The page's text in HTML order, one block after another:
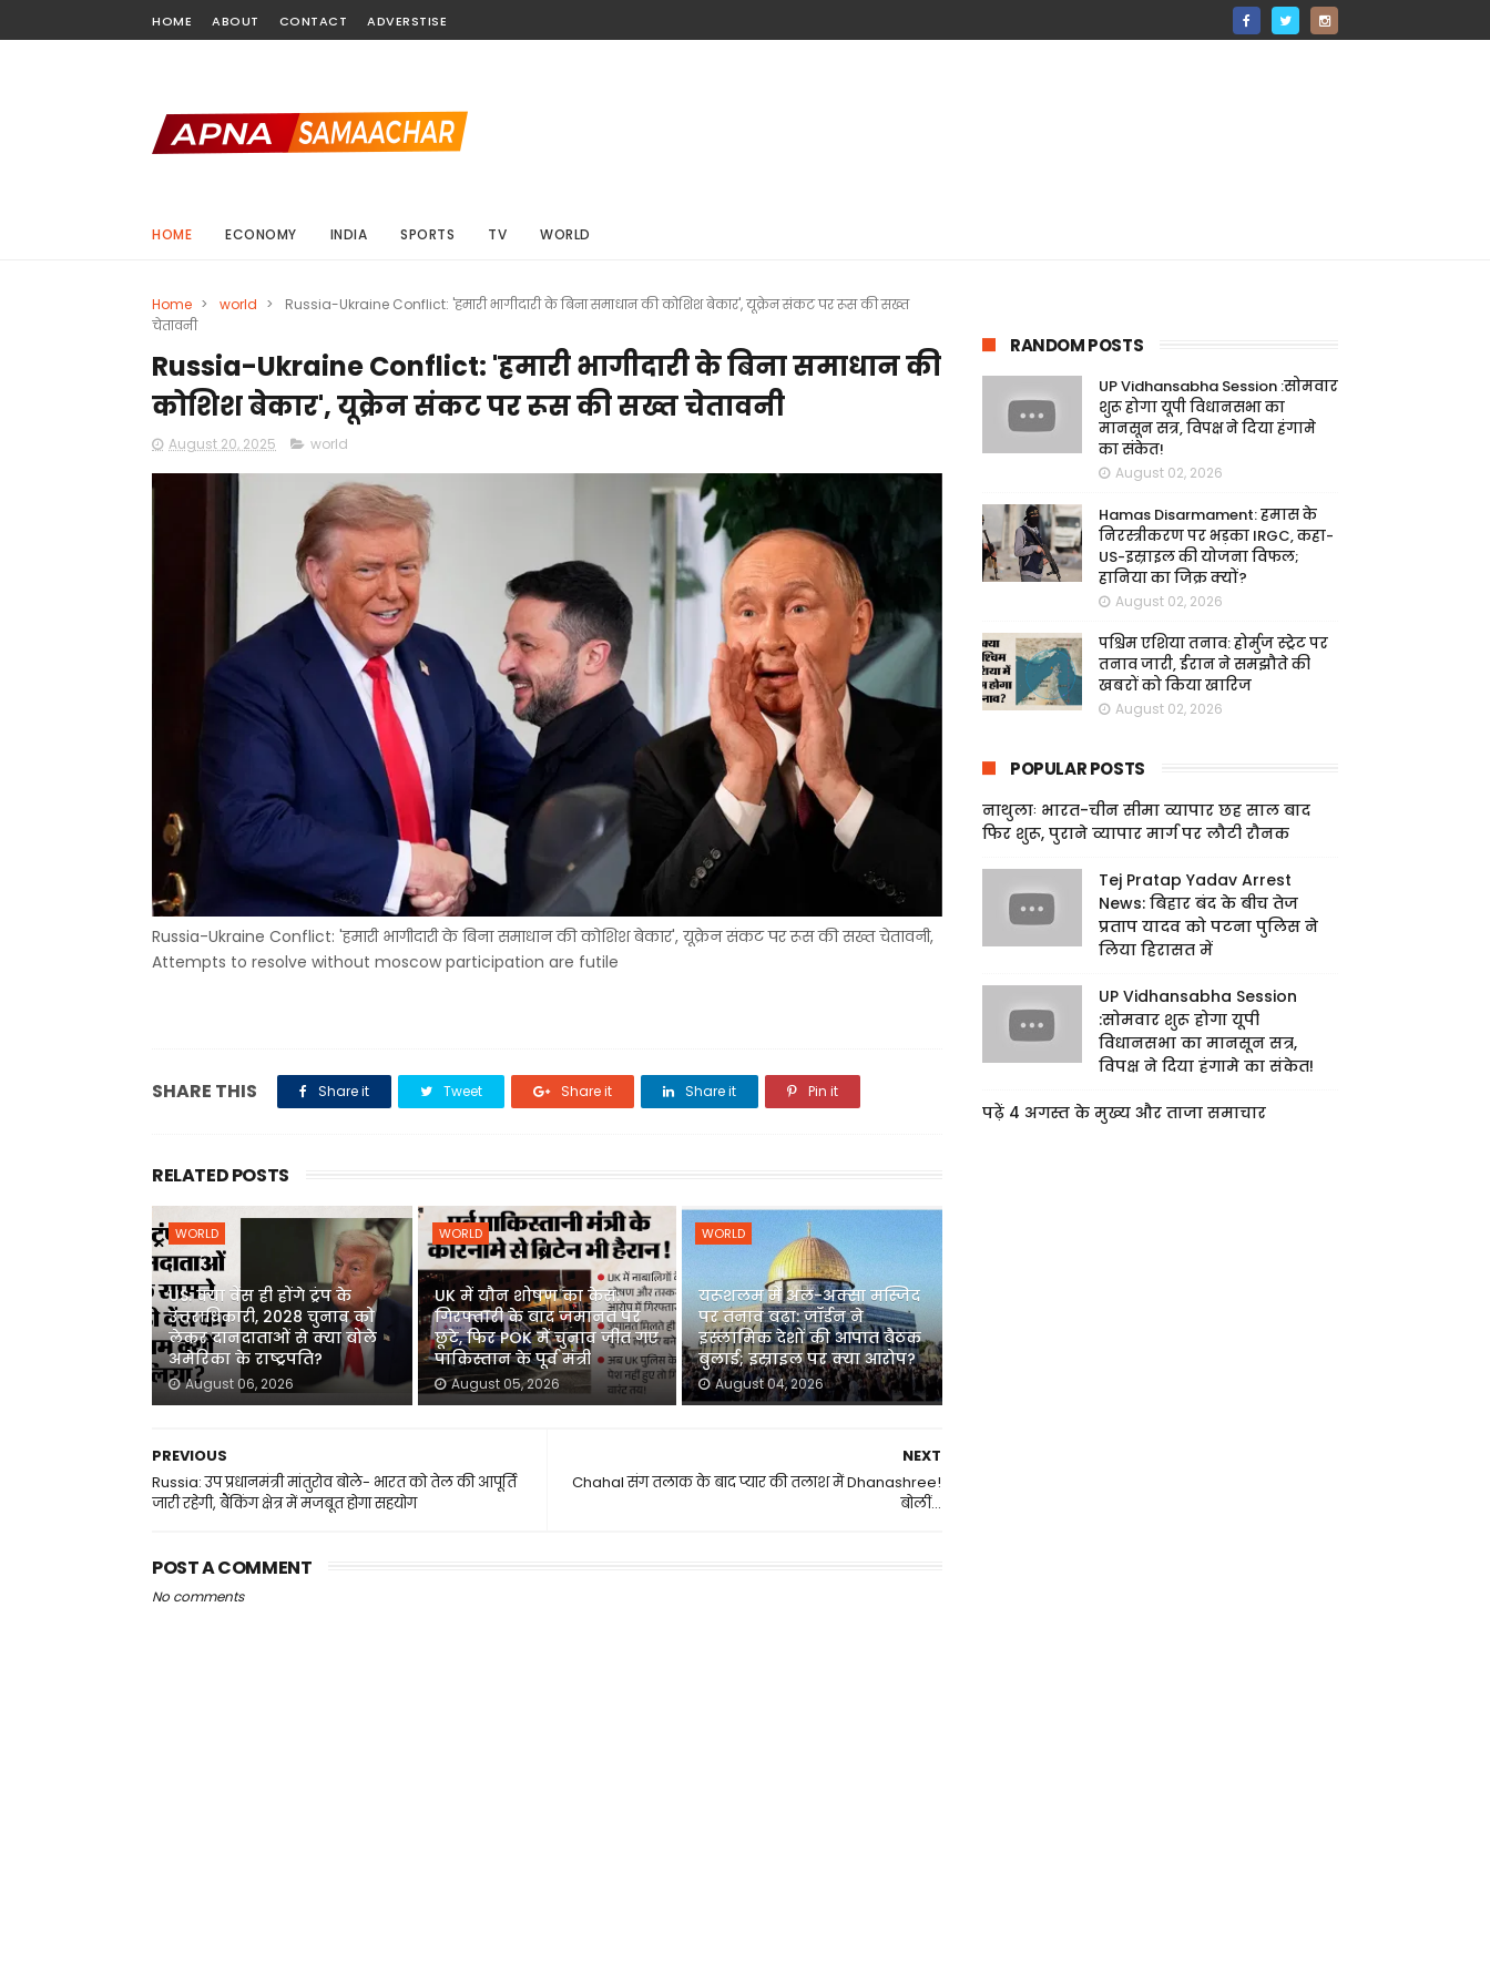
HOME ABOUT CONTACT ADVERSTISE
HOME ECONOMY INDIA SPORTS TV WORLD
Home > world >
Russia-Ukraine Conflict: 'हमारी भागीदारी के बिना समाधान की कोशिश बेकार', यूक्रेन संकट पर रूस की सख्त
चेतावनी
Russia-Ukraine Conflict: 'हमारी भागीदारी के बिना समाधान की
कोशिश बेकार', यूक्रेन संकट पर रूस की सख्त चेतावनी
August 20, 2025 world
Russia-Ukraine Conflict: 'हमारी भागीदारी के बिना समाधान की कोशिश बेकार', यूक्रेन संकट पर रूस की सख्त चेतावनी,
Attempts to resolve without moscow participation are futile
SHARE THIS Share it Tweet Share it Share it Pin it
RELATED POSTS
WORLD
US: क्या वेंस ही होंगे ट्रंप के
उत्तराधिकारी, 2028 चुनाव को
लेकर दानदाताओं से क्या बोले
अमेरिका के राष्ट्रपति?
August 06, 2026
WORLD
UK में यौन शोषण का केस:
गिरफ्तारी के बाद जमानत पर
छूटे, फिर POK में चुनाव जीत गए
पाकिस्तान के पूर्व मंत्री
August 05, 2026
WORLD
यरूशलम में अल-अक्सा मस्जिद
पर तनाव बढ़ा: जॉर्डन ने
इस्लामिक देशों की आपात बैठक
बुलाई; इस्राइल पर क्या आरोप?
August 04, 2026
NEXT
Chahal संग तलाक के बाद प्यार की तलाश में Dhanashree!
बोलीं...
PREVIOUS
Russia: उप प्रधानमंत्री मांतुरोव बोले- भारत को तेल की आपूर्ति
जारी रहेगी, बैंकिंग क्षेत्र में मजबूत होगा सहयोग
POST A COMMENT
No comments
RANDOM POSTS
UP Vidhansabha Session :सोमवार
शुरू होगा यूपी विधानसभा का
मानसून सत्र, विपक्ष ने दिया हंगामे
का संकेत!
August 02, 2026
Hamas Disarmament: हमास के
निरस्त्रीकरण पर भड़का IRGC, कहा-
US-इस्राइल की योजना विफल;
हानिया का जिक्र क्यों?
August 02, 2026
पश्चिम एशिया तनाव: होर्मुज स्ट्रेट पर
तनाव जारी, ईरान ने समझौते की
खबरों को किया खारिज
August 02, 2026
POPULAR POSTS
नाथुलाः भारत-चीन सीमा व्यापार छह साल बाद
फिर शुरू, पुराने व्यापार मार्ग पर लौटी रौनक
Tej Pratap Yadav Arrest
News: बिहार बंद के बीच तेज
प्रताप यादव को पटना पुलिस ने
लिया हिरासत में
UP Vidhansabha Session
:सोमवार शुरू होगा यूपी
विधानसभा का मानसून सत्र,
विपक्ष ने दिया हंगामे का संकेत!
पढ़ें 4 अगस्त के मुख्य और ताजा समाचार